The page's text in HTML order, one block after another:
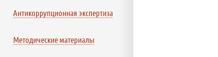
Антикоррупционная экспертиза
Методические материалы